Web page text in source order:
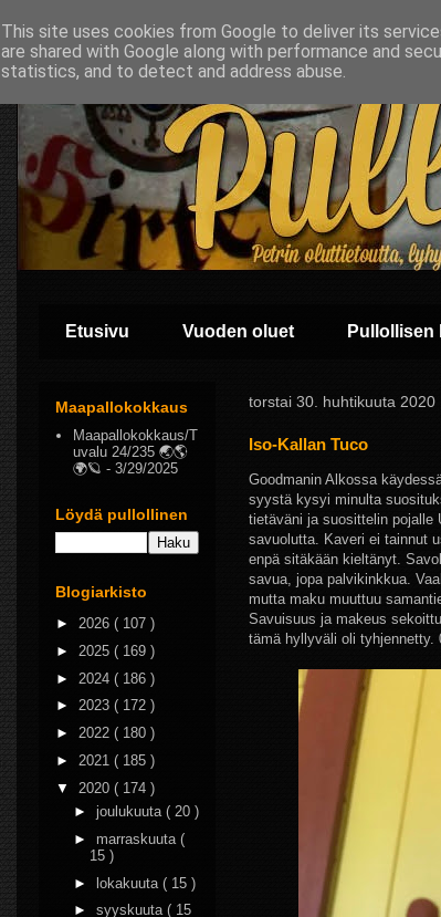
Etusivu Vuoden oluet Pullollisen
torstai 30. huhtikuuta 2020
Iso-Kallan Tuco
Goodmanin Alkossa
syystä kysyi minulta
tietäväni ja suosittelin pojalle
savuolutta. Kaveri ei tainnut
enpä sitäkään kieltänyt.
savua, jopa palvikinkkua.
mutta maku muuttuu
Savuisuus ja makeus
tämä hyllyväli oli tyhjennetty.
Maapallokokkaus
Maapallokokkaus/T
uvalu 24/235 🌏🌎
🌍🪐 - 3/29/2025
Löydä pullollinen
Blogiarkisto
► 2026 ( 107 )
► 2025 ( 169 )
► 2024 ( 186 )
► 2023 ( 172 )
► 2022 ( 180 )
► 2021 ( 185 )
▼ 2020 ( 174 )
► joulukuuta ( 20 )
► marraskuuta (
15 )
► lokakuuta ( 15 )
► syyskuuta ( 15
This site uses cookies from Google to deliver its
are shared with Google along with performance and
statistics, and to detect and address abuse.